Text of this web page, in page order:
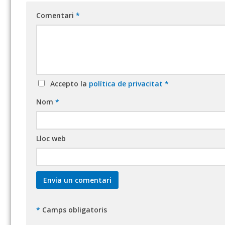
Comentari *
Accepto la política de privacitat *
Nom *
Lloc web
* Camps obligatoris